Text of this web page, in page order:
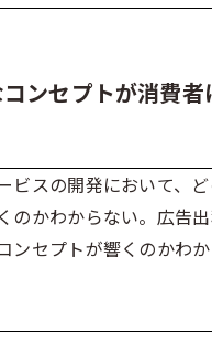
ンセプトが消費
ビスの開発において、
のかわからない。広告
ンセプトが響くのかわか